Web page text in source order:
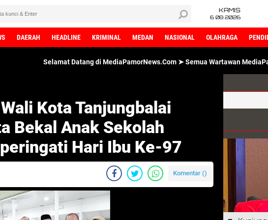
KAMIS
6 08 2026
DAERAH HEADLINE KRIMINAL MEDAN NASIONAL OLAHRAGA
Selamat Datang di MediaPamorNews.Com ➤ Semua Wartawan
Kota Tanjungbalai
Bekal Anak Sekolah
Hari Ibu Ke-97
Komentar ()